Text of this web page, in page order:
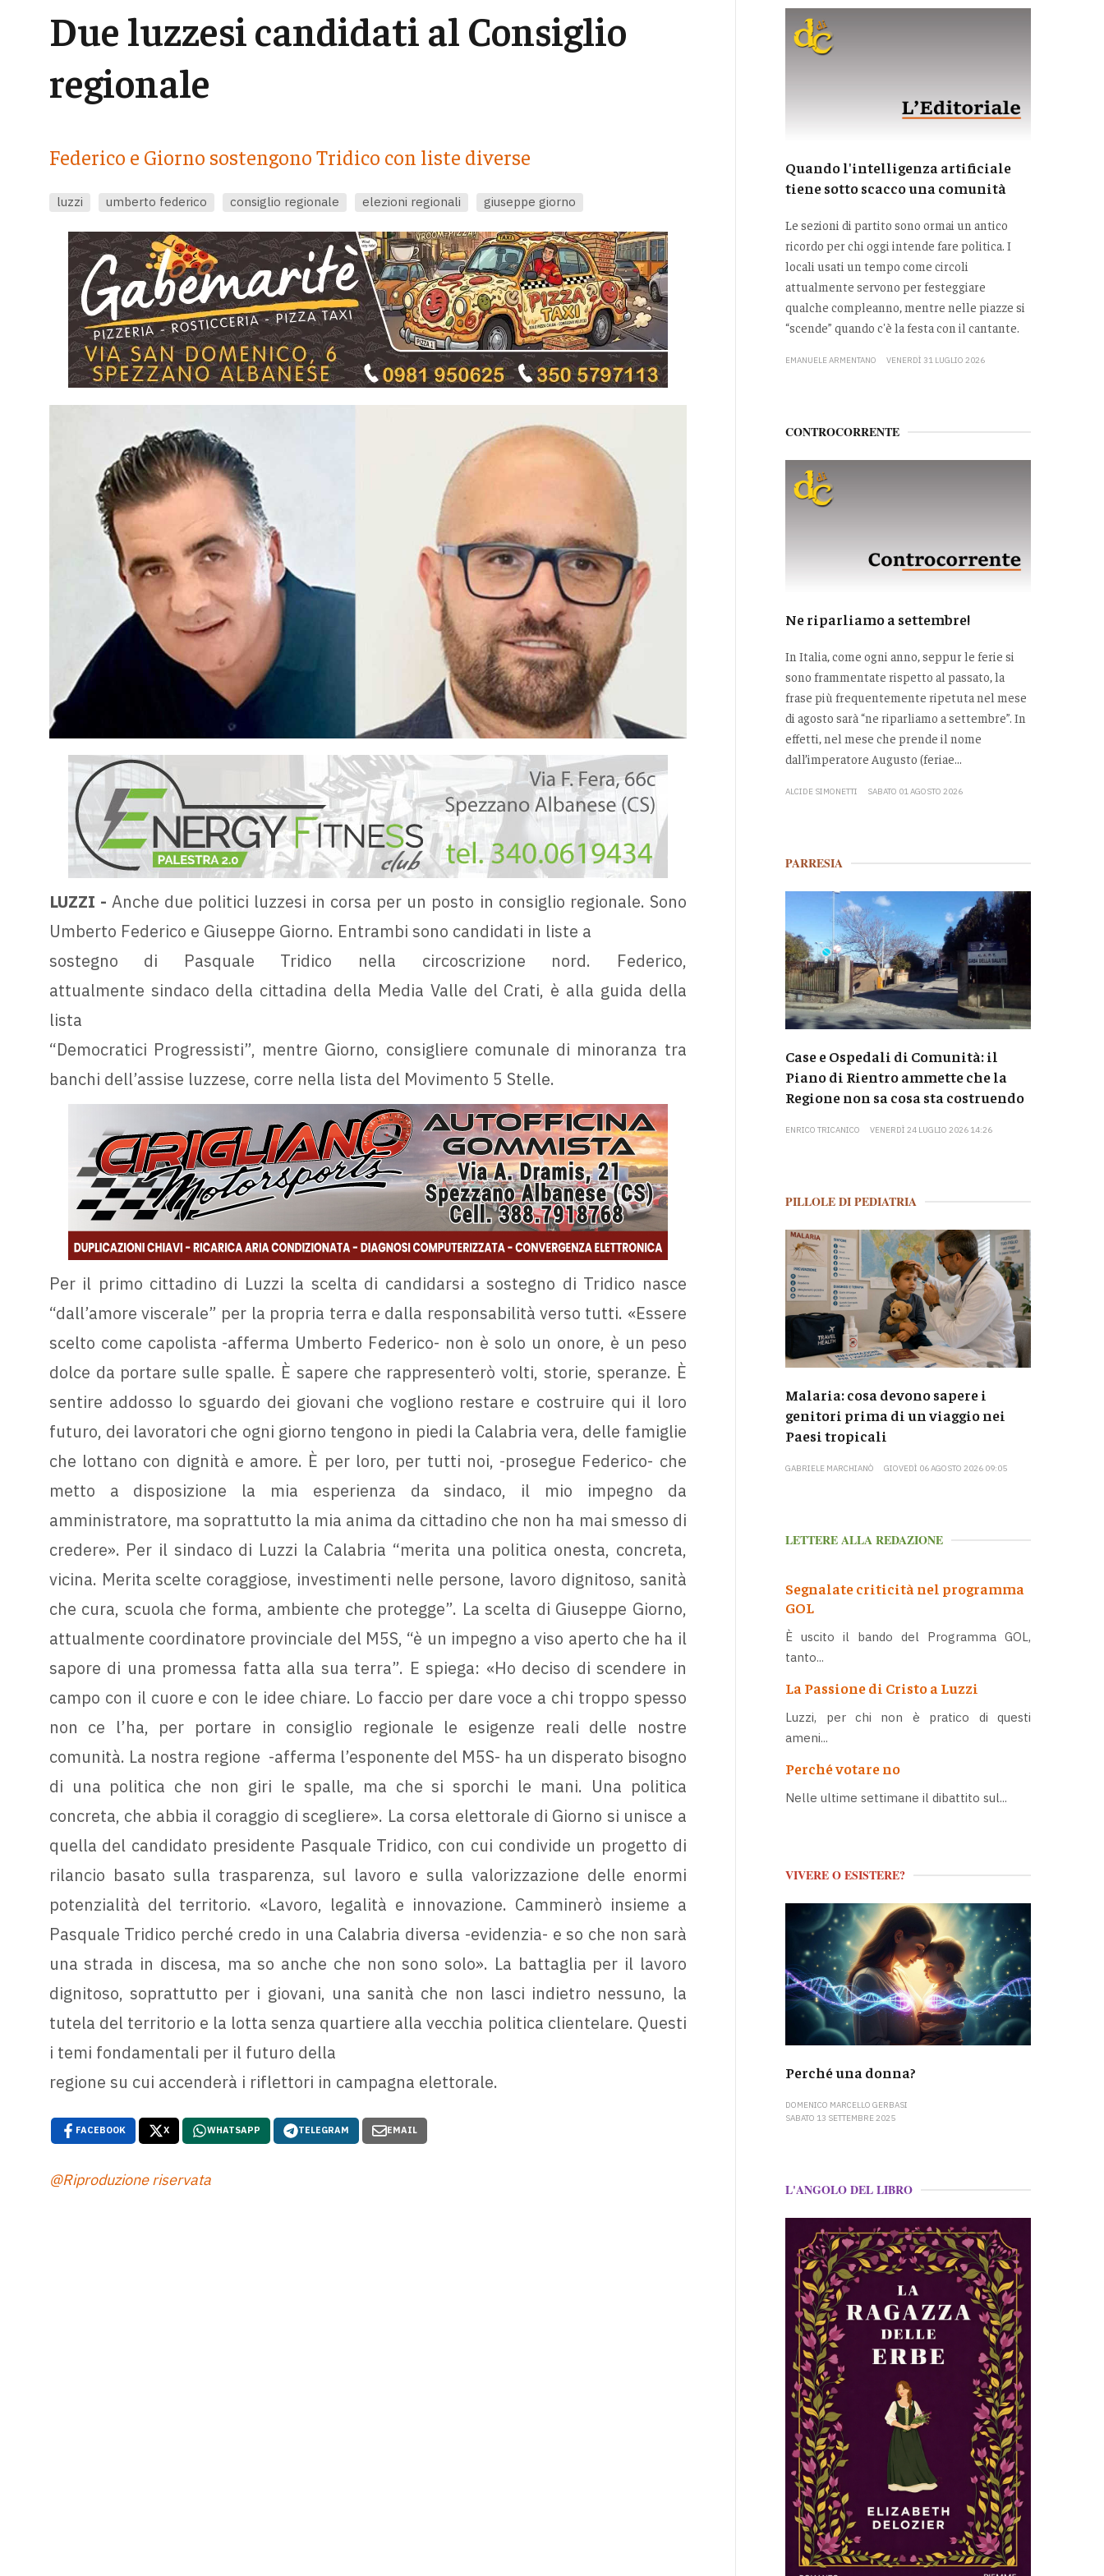
Due luzzesi candidati al Consiglio
regionale
Federico e Giorno sostengono Tridico con liste diverse
luzzi umberto federico consiglio regionale elezioni regionali giuseppe giorno
LUZZI - Anche due politici luzzesi in corsa per un posto in consiglio regionale. Sono
Umberto Federico e Giuseppe Giorno. Entrambi sono candidati in liste a
sostegno di Pasquale Tridico nella circoscrizione nord. Federico,
attualmente sindaco della cittadina della Media Valle del Crati, è alla guida della
lista
“Democratici Progressisti”, mentre Giorno, consigliere comunale di minoranza tra
banchi dell’assise luzzese, corre nella lista del Movimento 5 Stelle.
Per il primo cittadino di Luzzi la scelta di candidarsi a sostegno di Tridico nasce
“dall’amore viscerale” per la propria terra e dalla responsabilità verso tutti. «Essere
scelto come capolista -afferma Umberto Federico- non è solo un onore, è un peso
dolce da portare sulle spalle. È sapere che rappresenterò volti, storie, speranze. È
sentire addosso lo sguardo dei giovani che vogliono restare e costruire qui il loro
futuro, dei lavoratori che ogni giorno tengono in piedi la Calabria vera, delle famiglie
che lottano con dignità e amore. È per loro, per tutti noi, -prosegue Federico- che
metto a disposizione la mia esperienza da sindaco, il mio impegno da
amministratore, ma soprattutto la mia anima da cittadino che non ha mai smesso di
credere». Per il sindaco di Luzzi la Calabria “merita una politica onesta, concreta,
vicina. Merita scelte coraggiose, investimenti nelle persone, lavoro dignitoso, sanità
che cura, scuola che forma, ambiente che protegge”. La scelta di Giuseppe Giorno,
attualmente coordinatore provinciale del M5S, “è un impegno a viso aperto che ha il
sapore di una promessa fatta alla sua terra”. E spiega: «Ho deciso di scendere in
campo con il cuore e con le idee chiare. Lo faccio per dare voce a chi troppo spesso
non ce l’ha, per portare in consiglio regionale le esigenze reali delle nostre
comunità. La nostra regione -afferma l’esponente del M5S- ha un disperato bisogno
di una politica che non giri le spalle, ma che si sporchi le mani. Una politica
concreta, che abbia il coraggio di scegliere». La corsa elettorale di Giorno si unisce a
quella del candidato presidente Pasquale Tridico, con cui condivide un progetto di
rilancio basato sulla trasparenza, sul lavoro e sulla valorizzazione delle enormi
potenzialità del territorio. «Lavoro, legalità e innovazione. Camminerò insieme a
Pasquale Tridico perché credo in una Calabria diversa -evidenzia- e so che non sarà
una strada in discesa, ma so anche che non sono solo». La battaglia per il lavoro
dignitoso, soprattutto per i giovani, una sanità che non lasci indietro nessuno, la
tutela del territorio e la lotta senza quartiere alla vecchia politica clientelare. Questi
i temi fondamentali per il futuro della
regione su cui accenderà i riflettori in campagna elettorale.
FACEBOOK X WHATSAPP TELEGRAM EMAIL
@Riproduzione riservata
Quando l'intelligenza artificiale
tiene sotto scacco una comunità
Le sezioni di partito sono ormai un antico
ricordo per chi oggi intende fare politica. I
locali usati un tempo come circoli
attualmente servono per festeggiare
qualche compleanno, mentre nelle piazze si
“scende” quando c'è la festa con il cantante.
EMANUELE ARMENTANO VENERDÌ 31 LUGLIO 2026
CONTROCORRENTE
Ne riparliamo a settembre!
In Italia, come ogni anno, seppur le ferie si
sono frammentate rispetto al passato, la
frase più frequentemente ripetuta nel mese
di agosto sarà “ne riparliamo a settembre”. In
effetti, nel mese che prende il nome
dall’imperatore Augusto (feriae...
ALCIDE SIMONETTI SABATO 01 AGOSTO 2026
PARRESIA
Case e Ospedali di Comunità: il
Piano di Rientro ammette che la
Regione non sa cosa sta costruendo
ENRICO TRICANICO VENERDÌ 24 LUGLIO 2026 14:26
PILLOLE DI PEDIATRIA
Malaria: cosa devono sapere i
genitori prima di un viaggio nei
Paesi tropicali
GABRIELE MARCHIANÒ GIOVEDÌ 06 AGOSTO 2026 09:05
LETTERE ALLA REDAZIONE
Segnalate criticità nel programma
GOL
È uscito il bando del Programma GOL,
tanto...
La Passione di Cristo a Luzzi
Luzzi, per chi non è pratico di questi
ameni...
Perché votare no
Nelle ultime settimane il dibattito sul...
VIVERE O ESISTERE?
Perché una donna?
DOMENICO MARCELLO GERBASI
SABATO 13 SETTEMBRE 2025
L'ANGOLO DEL LIBRO